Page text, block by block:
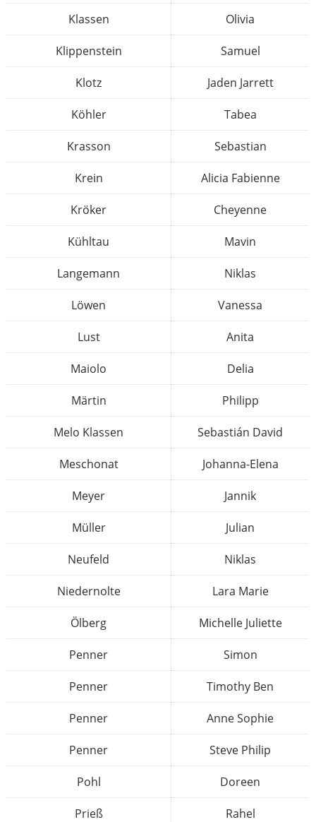
Klassen Olivia
Klippenstein Samuel
Klotz Jaden Jarrett
Köhler Tabea
Krasson Sebastian
Krein Alicia Fabienne
Kröker Cheyenne
Kühltau Mavin
Langemann Niklas
Löwen Vanessa
Lust Anita
Maiolo Delia
Märtin Philipp
Melo Klassen Sebastián David
Meschonat Johanna-Elena
Meyer Jannik
Müller Julian
Neufeld Niklas
Niedernolte Lara Marie
Ölberg Michelle Juliette
Penner Simon
Penner Timothy Ben
Penner Anne Sophie
Penner Steve Philip
Pohl Doreen
Prieß Rahel